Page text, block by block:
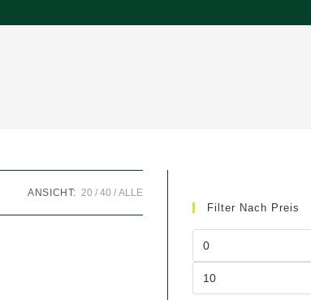
ANSICHT: 20 40 ALLE
Filter Nach Preis